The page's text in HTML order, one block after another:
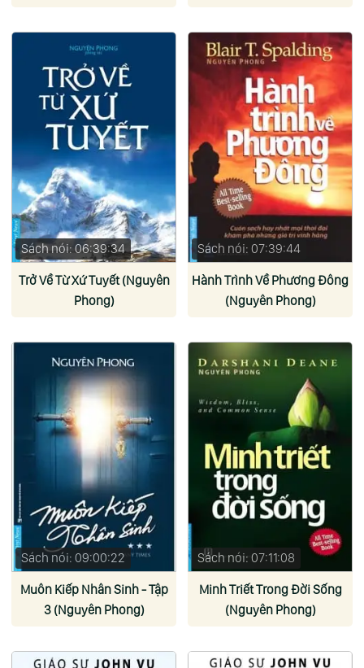
Sách nói: 06:39:34
Trở Về Từ Xứ Tuyết (Nguyên
Phong)
Sách nói: 07:39:44
Hành Trình Về Phương Đông
(Nguyên Phong)
Sách nói: 09:00:22
Muôn Kiếp Nhân Sinh - Tập
3 (Nguyên Phong)
Sách nói: 07:11:08
Minh Triết Trong Đời Sống
(Nguyên Phong)